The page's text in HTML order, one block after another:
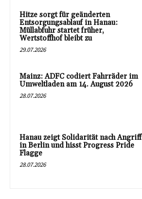
Hitze sorgt für geänderten
Entsorgungsablauf in Hanau:
Müllabfuhr startet früher,
Wertstoffhof bleibt zu
29.07.2026
Mainz: ADFC codiert Fahrräder im
Umweltladen am 14. August 2026
28.07.2026
Hanau zeigt Solidarität nach Angriff
in Berlin und hisst Progress Pride
Flagge
28.07.2026